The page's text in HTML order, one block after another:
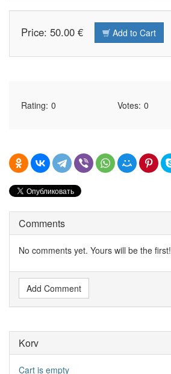
Price: 50.00 € Add to Cart
Rating: 0 Votes: 0
Comments
No comments yet. Yours will be the first!
Add Comment
Korv
Cart is empty